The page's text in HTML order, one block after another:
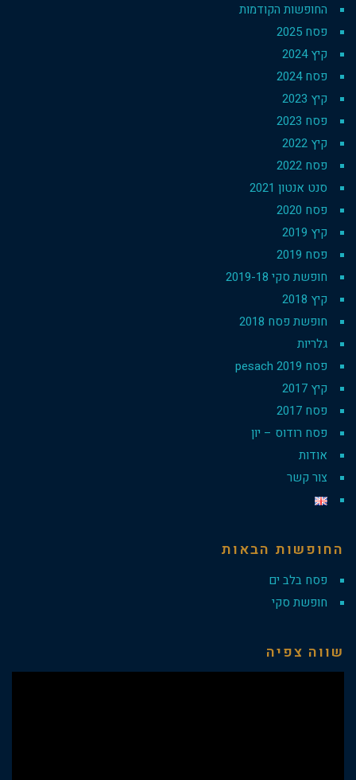
החופשות הקודמות
פסח 2025
קיץ 2024
פסח 2024
קיץ 2023
פסח 2023
קיץ 2022
פסח 2022
סנט אנטון 2021
פסח 2020
קיץ 2019
פסח 2019
חופשת סקי 2019-18
קיץ 2018
חופשת פסח 2018
גלריות
פסח 2019 pesach
קיץ 2017
פסח 2017
פסח רודוס – יון
אודות
צור קשר
החופשות הבאות
פסח בלב ים
חופשת סקי
שווה צפיה